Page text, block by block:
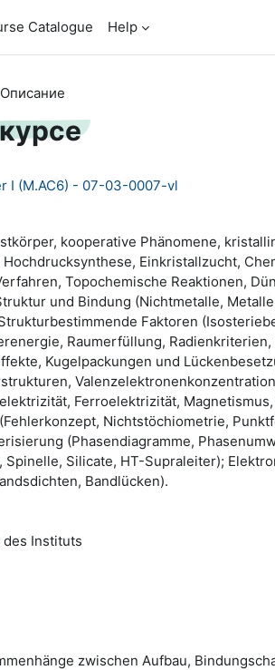
Catalogue Help
Описание
I (M.AC6) - 07-03-0007-vl
kooperative Phänomene,
Einkristallzucht,
Topochemische Reaktionen,
und Bindung (Nichtmetalle,
Faktoren
Raumerfüllung,
Kugelpackungen und
Ferroelektrizität,
Nichtstöchiometrie,
(Phasendiagramme,
Silicate, HT-Supraleiter);
Bandlücken).
Instituts
zwischen Aufbau,